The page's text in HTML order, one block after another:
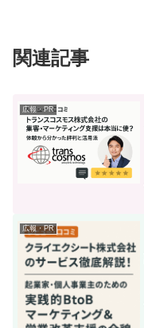
関連記事
広報・PR
広報・PR